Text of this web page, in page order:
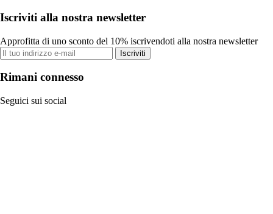
Iscriviti alla nostra newsletter
Approfitta di uno sconto del 10% iscrivendoti alla nostra newsletter
Iscriviti
Rimani connesso
Seguici sui social